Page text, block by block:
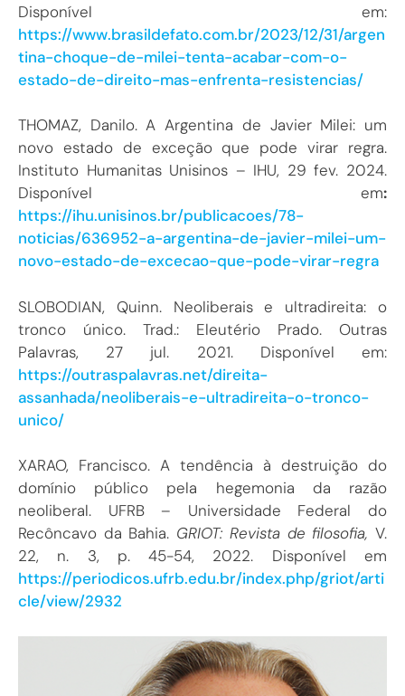
Disponível em:
https://www.brasildefato.com.br/2023/12/31/argen
tina-choque-de-milei-tenta-acabar-com-o-
estado-de-direito-mas-enfrenta-resistencias/
THOMAZ, Danilo. A Argentina de Javier Milei: um
novo estado de exceção que pode virar regra.
Instituto Humanitas Unisinos – IHU, 29 fev. 2024.
Disponível em:
https://ihu.unisinos.br/publicacoes/78-
noticias/636952-a-argentina-de-javier-milei-um-
novo-estado-de-excecao-que-pode-virar-regra
SLOBODIAN, Quinn. Neoliberais e ultradireita: o
tronco único. Trad.: Eleutério Prado. Outras
Palavras, 27 jul. 2021. Disponível em:
https://outraspalavras.net/direita-
assanhada/neoliberais-e-ultradireita-o-tronco-
unico/
XARAO, Francisco. A tendência à destruição do
domínio público pela hegemonia da razão
neoliberal. UFRB – Universidade Federal do
Recôncavo da Bahia. GRIOT: Revista de filosofia,V.
22, n. 3, p. 45-54, 2022. Disponível em
https://periodicos.ufrb.edu.br/index.php/griot/arti
cle/view/2932